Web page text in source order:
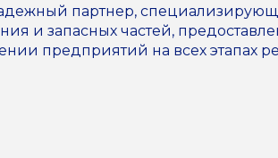
партнер,
и запасных частей,
предприятий на всех этапах